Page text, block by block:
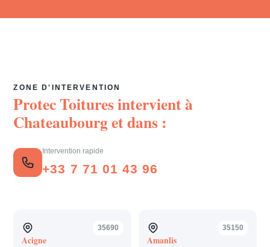
ZONE D'INTERVENTION
Protec Toitures intervient à
Chateaubourget dans :
Intervention rapide
+33 7 71 01 43 96
35690
Acigne
35150
Amanlis